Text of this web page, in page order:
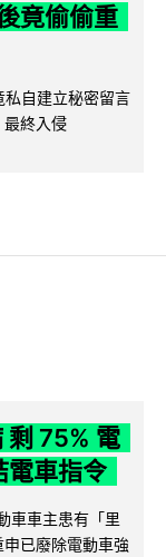
竟偷偷重
自建立秘密留言
終入侵
剩 75% 電
電車指令
車車主患有「里
已廢除電動車強